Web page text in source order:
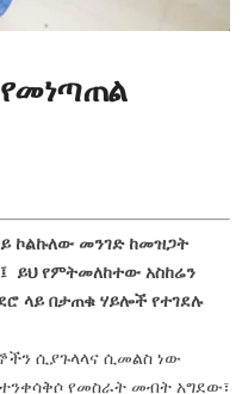
ኮልኩለው መንገድ ከመዝጋት
ይህ የምትመለከተው አስከሬን
ላይ በታጠቁ ሃይሎች የተገደሉ
ሲያጉላላና ሲመልስ ነው
የመስራት መብት አግደው፣